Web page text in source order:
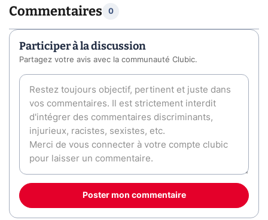
Commentaires 0
Participer à la discussion
Partagez votre avis avec la communauté Clubic.
Poster mon commentaire